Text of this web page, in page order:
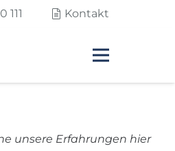
111 Kontakt
unsere Erfahrungen hier